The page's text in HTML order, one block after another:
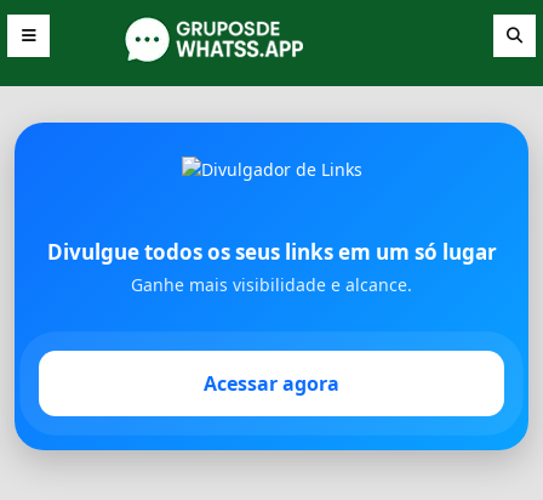
Divulgue todos os seus links em um só lugar
Ganhe mais visibilidade e alcance.
Acessar agora